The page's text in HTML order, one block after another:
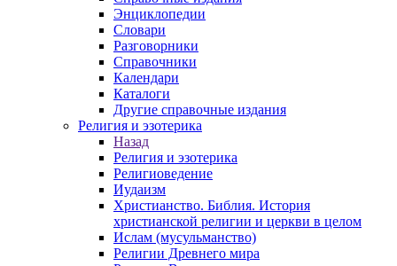
Энциклопедии
Словари
Разговорники
Справочники
Календари
Каталоги
Другие справочные издания
Религия и эзотерика
Назад
Религия и эзотерика
Религиоведение
Иудаизм
Христианство. Библия. История
христианской религии и церкви в целом
Ислам (мусульманство)
Религии Древнего мира